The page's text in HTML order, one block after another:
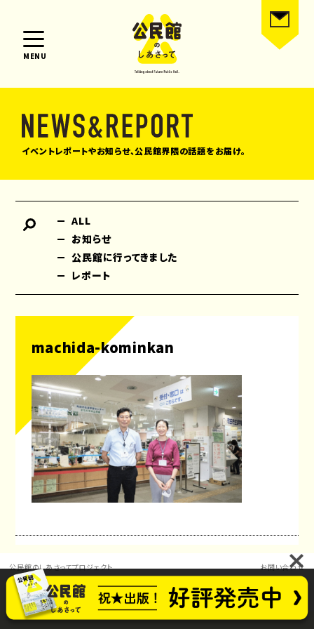
MENU
イベントレポートやお知らせ、公民館界隈の話題をお届け。
ALL
お知らせ
公民館に行ってきました
レポート
machida-kominkan
公民館のしあさってプロジェクト お問い合わせ
future_kominkan